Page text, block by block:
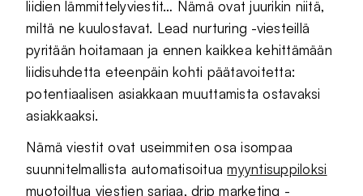
liidien lämmittelyviestit… Nämä ovat juurikin niitä,
miltä ne kuulostavat. Lead nurturing -viesteillä
pyritään hoitamaan ja ennen kaikkea kehittämään
liidisuhdetta eteenpäin kohti päätavoitetta:
potentiaalisen asiakkaan muuttamista ostavaksi
asiakkaaksi.
Nämä viestit ovat useimmiten osa isompaa
suunnitelmallista automatisoituamyyntisuppiloksi
muotoiltua viestien sarjaa, drip marketing -